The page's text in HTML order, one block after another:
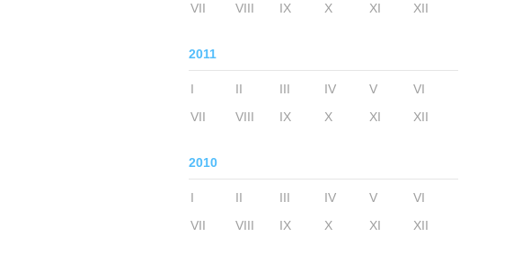
VII
VIII IX X XI XII
2011
I II III IV V
VI
VII
VIII IX X XI XII
2010
I II III IV V
VI
VII
VIII IX X XI XII